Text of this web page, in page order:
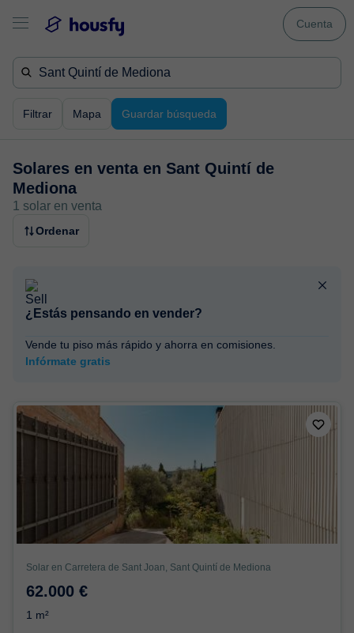
Cuenta
Filtrar Mapa Guardar búsqueda
Solares en venta en Sant Quintí de
Mediona
1 solar en venta
Ordenar
¿Estás pensando en vender?
Vende tu piso más rápido y ahorra en comisiones.
Infórmate gratis
Solar en Carretera de Sant Joan, Sant Quintí de Mediona
62.000 €
1 m²